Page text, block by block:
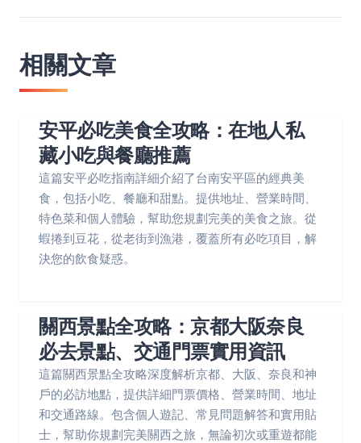
相關文章
安平必吃美食全攻略：在地人私
藏小吃與餐廳推薦
這篇安平必吃指南詳細介紹了台南安平區的經典美
食，包括小吃、餐廳和甜點。提供地址、營業時間、
特色菜和個人體驗，幫助您規劃完美的美食之旅。從
蝦捲到豆花，從老街到漁港，覆蓋所有必吃項目，解
決您的飲食疑惑。
關西景點全攻略：京都大阪奈良
必去景點、交通門票實用資訊
這篇關西景點全攻略深度解析京都、大阪、奈良和神
戶的必訪地點，提供詳細門票價格、營業時間、地址
和交通路線。包含個人遊記、常見問題解答和實用貼
士，幫助你規劃完美關西之旅，無論初次或重遊都能